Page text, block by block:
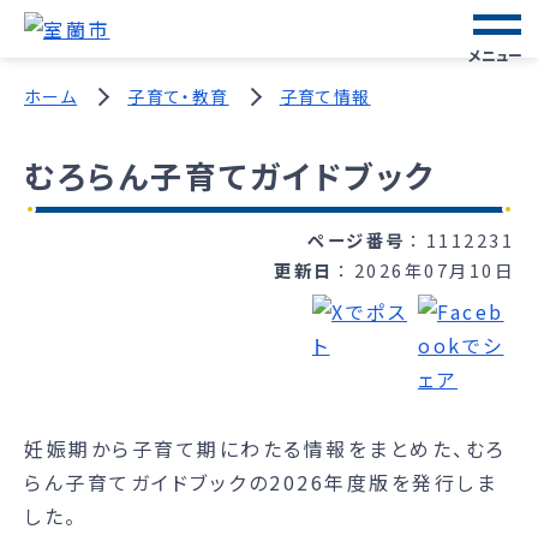
メニュー
ホーム 子育て・教育 子育て情報
むろらん子育てガイドブック
ページ番号
1112231
更新日
2026年07月10日
妊娠期から子育て期にわたる情報をまとめた、むろ
らん子育てガイドブックの2026年度版を発行しま
した。